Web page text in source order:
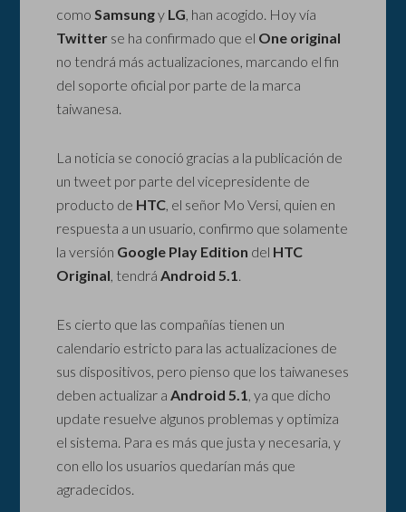
comoSamsungy LG, han acogido. Hoy vía
Twitter se ha confirmado que el One original
no tendrá más actualizaciones, marcando el fin
del soporte oficial por parte de la marca
taiwanesa.
La noticia se conoció gracias a la publicación de
un tweet por parte del vicepresidente de
producto de HTC, el señor Mo Versi, quien en
respuesta a un usuario, confirmo que solamente
la versión Google Play Edition del HTC
Original, tendráAndroid 5.1.
Es cierto que las compañías tienen un
calendario estricto para las actualizaciones de
sus dispositivos, pero pienso que los taiwaneses
deben actualizar aAndroid 5.1, ya que dicho
update resuelve algunos problemas y optimiza
el sistema. Para es más que justa y necesaria, y
con ello los usuarios quedarían más que
agradecidos.